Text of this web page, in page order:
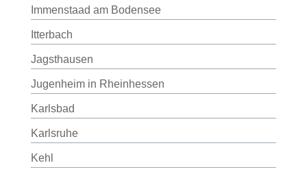
Immenstaad am Bodensee
Itterbach
Jagsthausen
Jugenheim in Rheinhessen
Karlsbad
Karlsruhe
Kehl